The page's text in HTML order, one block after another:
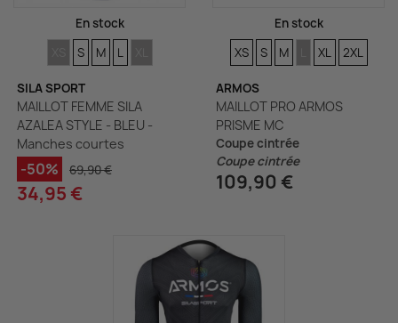
En stock
TAILLES
TAILLES
S TAILLES
M TAILLES
L TAILLES
SILA SPORT
MAILLOT FEMME SILA
AZALEA STYLE - BLEU -
Manches courtes
-50% 69,90 €
34,95 €
En stock
TAILLES
XS TAILLES
S TAILLES
M TAILLES
TAILLES
XL TAILLES
2XL
ARMOS
MAILLOT PRO ARMOS
PRISME MC
Coupe cintrée
Coupe cintrée
109,90 €